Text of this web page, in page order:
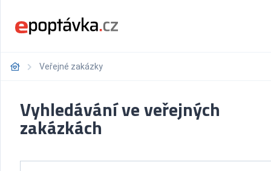
Veřejné zakázky
Vyhledávání ve veřejných
zakázkách